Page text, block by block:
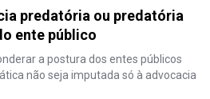
predatória ou predatória
ente público
a postura dos entes públicos
não seja imputada só à advocacia